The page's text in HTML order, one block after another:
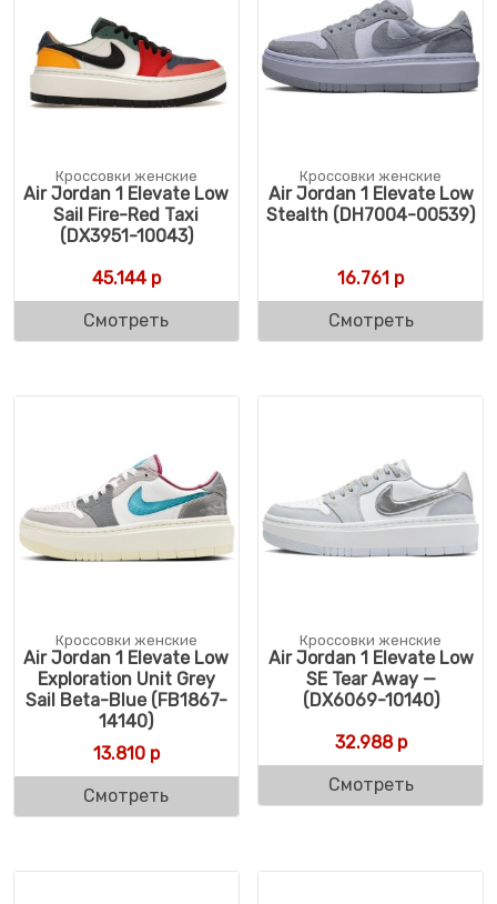
Кроссовки женские
Air Jordan 1 Elevate Low
Sail Fire-Red Taxi
(DX3951-10043)
45.144р
Смотреть
Кроссовки женские
Air Jordan 1 Elevate Low
Stealth (DH7004-00539)
16.761 р
Смотреть
Кроссовки женские
Air Jordan 1 Elevate Low
Exploration Unit Grey
Sail Beta-Blue (FB1867-
14140)
13.810р
Смотреть
Кроссовки женские
Air Jordan 1 Elevate Low
SE Tear Away —
(DX6069-10140)
32.988р
Смотреть